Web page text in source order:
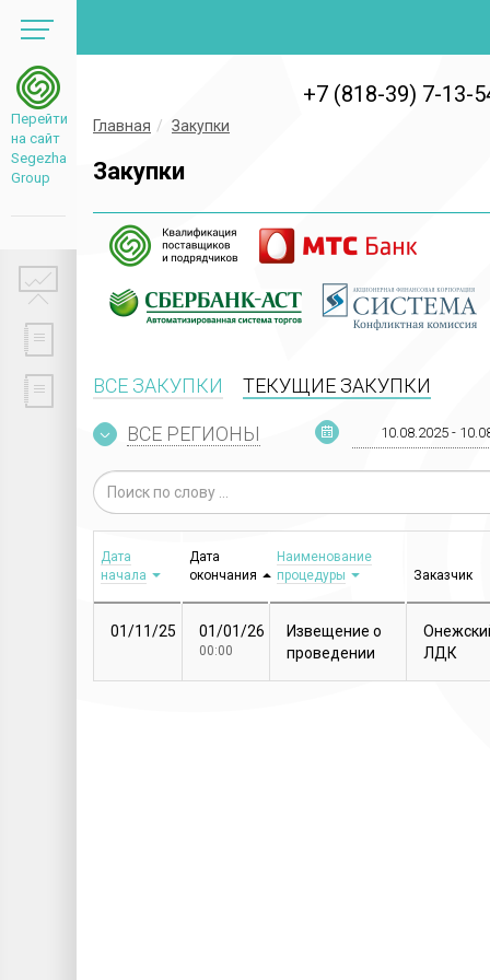
Перейти
на сайт
Segezha
Group
+7 (818-39) 7-13-
Главная Закупки
Закупки
ВСЕ ЗАКУПКИ ТЕКУЩИЕ ЗАКУПКИ
ВСЕ РЕГИОНЫ
Дата
начала
Дата
окончания
Наименование
процедуры
Заказчик
01/11/25 01/01/26
00:00
Извещение о
проведении
ЛДК